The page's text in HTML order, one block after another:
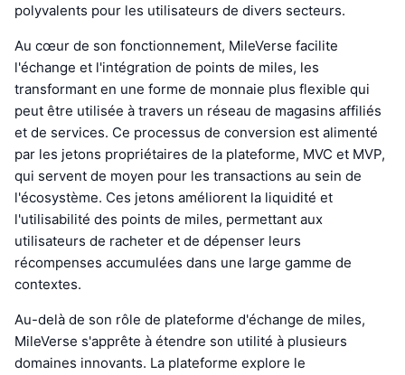
polyvalents pour les utilisateurs de divers secteurs.
Au cœur de son fonctionnement, MileVerse facilite
l'échange et l'intégration de points de miles, les
transformant en une forme de monnaie plus flexible qui
peut être utilisée à travers un réseau de magasins affiliés
et de services. Ce processus de conversion est alimenté
par les jetons propriétaires de la plateforme, MVC et MVP,
qui servent de moyen pour les transactions au sein de
l'écosystème. Ces jetons améliorent la liquidité et
l'utilisabilité des points de miles, permettant aux
utilisateurs de racheter et de dépenser leurs
récompenses accumulées dans une large gamme de
contextes.
Au-delà de son rôle de plateforme d'échange de miles,
MileVerse s'apprête à étendre son utilité à plusieurs
domaines innovants. La plateforme explore le